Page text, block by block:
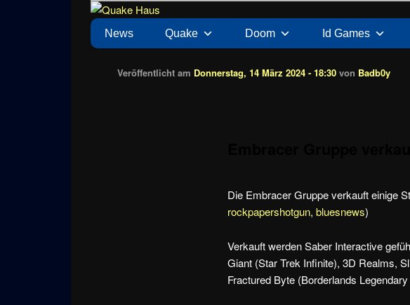
Quake Haus
News zu Quake, Doom, FPS, Arcade
Hauptmenü
News Quake Doom Id Games
Veröffentlicht am Donnerstag, 14 März 2024 - 18:30 von Badb0y
Die Embracer Gruppe verkauft einige
rockpapershotgun,bluesnews)
Verkauft werden Saber Interactive
Giant (Star Trek Infinite), 3D Realms,
Fractured Byte (Borderlands